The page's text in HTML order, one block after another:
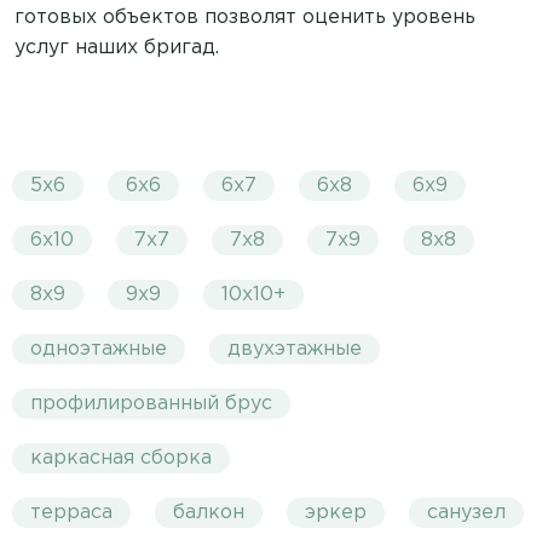
готовых объектов позволят оценить уровень
услуг наших бригад.
5х6 6х6 6х7 6х8 6х9
6х10 7х7 7х8 7х9 8х8
8х9 9х9 10х10+
одноэтажные двухэтажные
профилированный брус
каркасная сборка
терраса балкон эркер санузел